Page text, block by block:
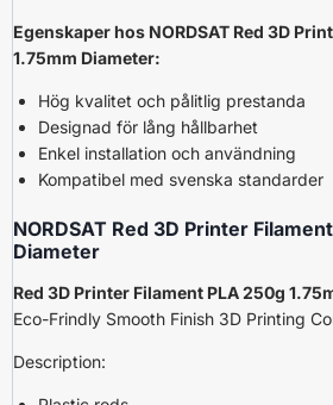
Egenskaper hos NORDSAT Red 3D
1.75mm Diameter:
Hög kvalitet och pålitlig prestanda
Designad för lång hållbarhet
Enkel installation och användning
Kompatibel med svenska standarder
NORDSAT Red 3D Printer
Diameter
Red 3D Printer Filament PLA 250g
Eco-Frindly Smooth Finish 3D Printing
Description: